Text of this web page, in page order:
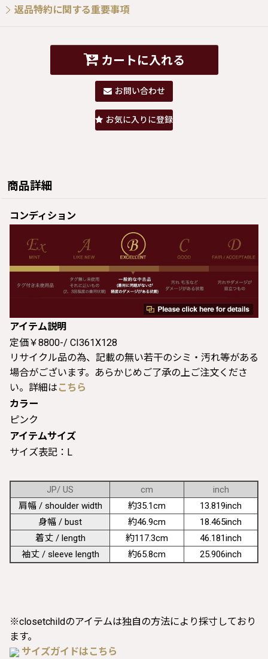
返品特約に関する重要事項
カートに入れる
お問い合わせ
お気に入りに登録
商品詳細
コンディション
アイテム説明
定価￥8800-/ CI361X128
リサイクル品の為、記載の無い若干のシミ・汚れ等がある
場合がございます。あらかじめご了承の上ご注文くださ
い。詳細は こちら
カラー
ピンク
アイテムサイズ
サイズ表記：L
JP/ US cm
inch
肩幅 / shoulder width
約35.1cm
13.819inch
身幅 / bust
約46.9cm
18.465inch
着丈 / length
約117.3cm
46.181inch
袖丈 / sleeve length
約65.8cm 25.906inch
※closetchildのアイテムは独自の方法により採寸しており
ます。
サイズガイドはこちら